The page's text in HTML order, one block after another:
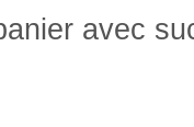
avec